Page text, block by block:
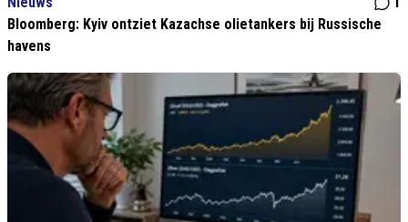
Bloomberg: Kyiv ontziet Kazachse olietankers bij Russische
havens